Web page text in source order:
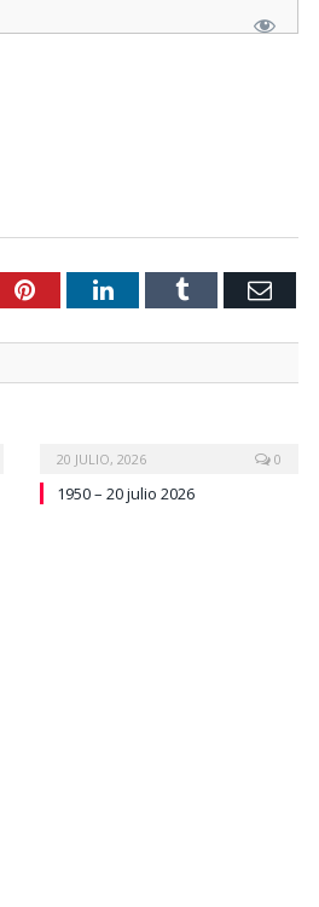
PinterestLinkedInTumblr Email
20 JULIO, 2026 0
1950 – 20 julio 2026